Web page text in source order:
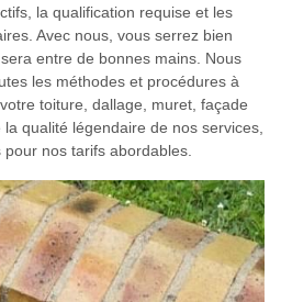
la qualification requise et les
Avec nous, vous serrez bien
entre de bonnes mains. Nous
les méthodes et procédures à
toiture, dallage, muret, façade
qualité légendaire de nos services,
nos tarifs abordables.